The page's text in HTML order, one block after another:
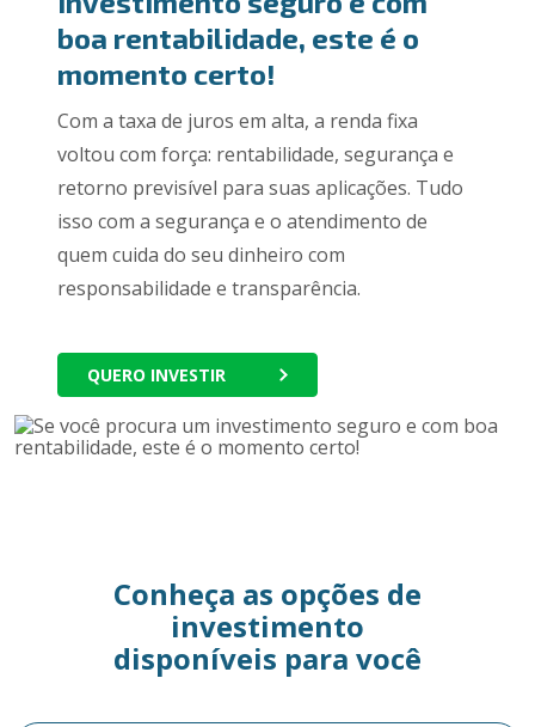
boa rentabilidade, este é o
momento certo!
Com a taxa de juros em alta, a renda fixa
voltou com força: rentabilidade, segurança e
retorno previsível para suas aplicações. Tudo
isso com a segurança e o atendimento de
quem cuida do seu dinheiro com
responsabilidade e transparência.
QUERO INVESTIR
Conheça as opções de
investimento
disponíveis para você